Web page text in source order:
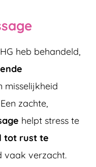
heb behandeld,
misselijkheid
zachte,
helpt stress te
tot rust te
vaak verzacht.